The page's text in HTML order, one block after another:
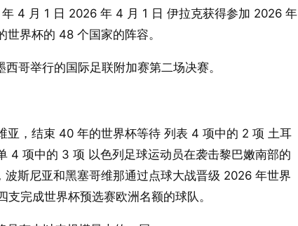
4 月 1 日 2026 年 4 月 1 日 伊拉克获得参加 2026 年
界杯的 48 个国家的阵容。
哥举行的国际足联附加赛第二场决赛。
，结束 40 年的世界杯等待 列表 4 项中的 2 项 土耳
4 项中的 3 项 以色列足球运动员在袭击黎巴嫩南部的
斯尼亚和黑塞哥维那通过点球大战晋级 2026 年世界
完成世界杯预选赛欧洲名额的球队。